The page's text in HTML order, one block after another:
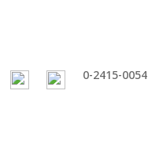
0-2415-0054